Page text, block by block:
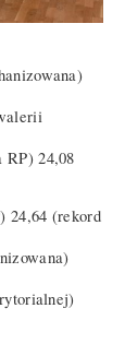
RP) 24,08
24,64 (rekord